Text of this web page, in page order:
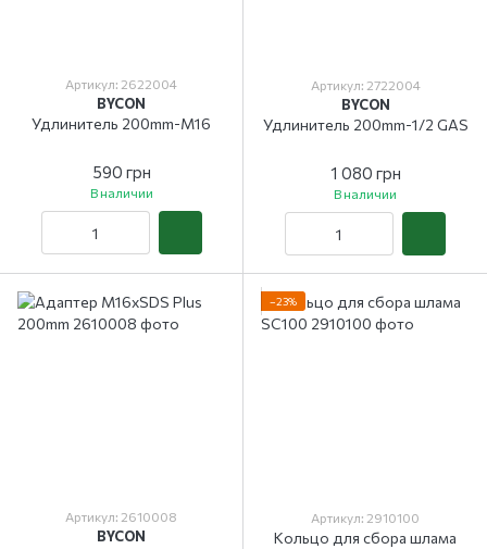
Артикул: 2622004
BYCON
Удлинитель 200mm-M16
590 грн
В наличии
Артикул: 2722004
BYCON
Удлинитель 200mm-1/2 GAS
1 080 грн
В наличии
Артикул: 2610008
BYCON
−23%
Артикул: 2910100
Кольцо для сбора шлама